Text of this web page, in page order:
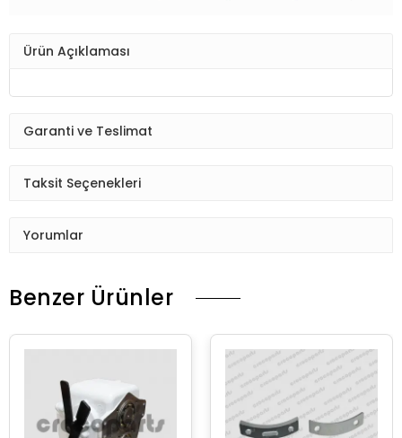
Ürün Açıklaması
Garanti ve Teslimat
Taksit Seçenekleri
Yorumlar
Benzer Ürünler